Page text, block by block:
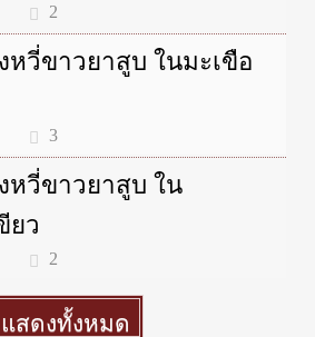
2
หวี่ขาวยาสูบ ในมะเขือ
3
หวี่ขาวยาสูบ ใน
ยว
2
แสดงทั้งหมด